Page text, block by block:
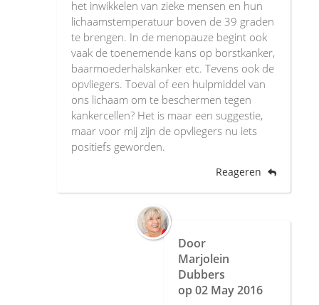
het inwikkelen van zieke mensen en hun
lichaamstemperatuur boven de 39 graden
te brengen. In de menopauze begint ook
vaak de toenemende kans op borstkanker,
baarmoederhalskanker etc. Tevens ook de
opvliegers. Toeval of een hulpmiddel van
ons lichaam om te beschermen tegen
kankercellen? Het is maar een suggestie,
maar voor mij zijn de opvliegers nu iets
positiefs geworden.
Reageren
Door
Marjolein
Dubbers
op 02 May 2016